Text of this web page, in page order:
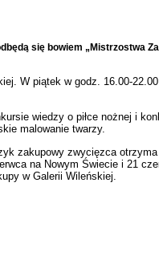
się bowiem „Mistrzostwa
W piątek w godz. 16.00-
wiedzy o piłce nożnej i
malowanie twarzy.
zakupowy zwycięzca
na Nowym Świecie i 21
w Galerii Wileńskiej.